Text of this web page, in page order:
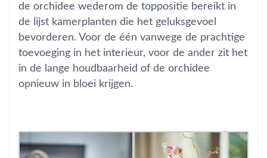
de orchidee wederom de toppositie bereikt in
de lijst kamerplanten die het geluksgevoel
bevorderen. Voor de één vanwege de prachtige
toevoeging in het interieur, voor de ander zit het
in de lange houdbaarheid of de orchidee
opnieuw in bloei krijgen.